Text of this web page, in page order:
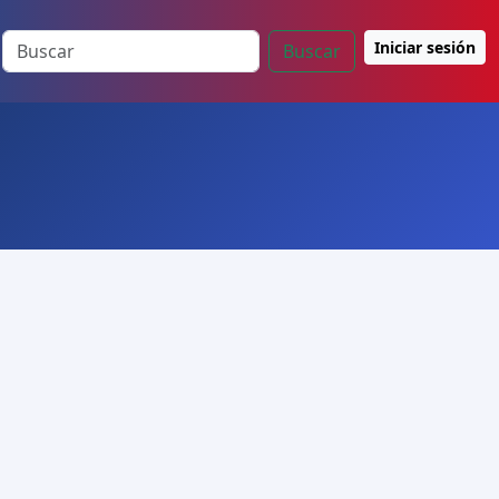
Buscar Iniciar sesión